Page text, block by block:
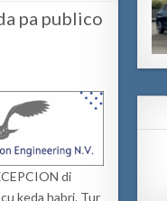
pa publico
di
keda habri. Tur